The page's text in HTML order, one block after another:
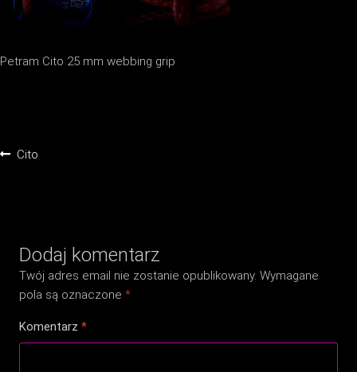
Petram Cito 25 mm webbing grip
Nawigacja
Poprzedni
Cito
Dodaj komentarz
Twój adres email nie zostanie opublikowany. Wymagane
pola są oznaczone*
Komentarz*